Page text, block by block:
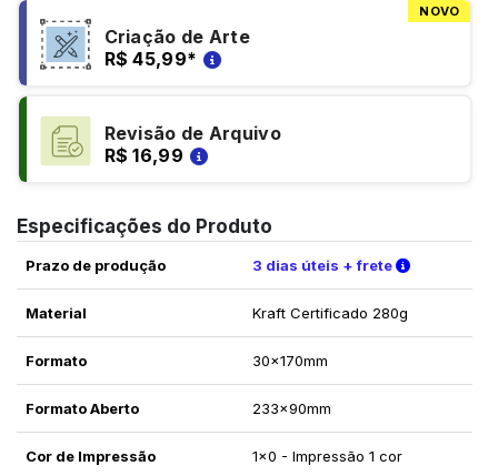
NOVO
Criação de Arte
R$ 45,99*
Revisão de Arquivo
R$ 16,99
Especificações do Produto
Prazo de produção 3 dias úteis + frete Verifique
Material Kraft Certificado 280g
Formato 30x170mm
Formato Aberto 233x90mm
Cor de Impressão 1x0 - Impressão 1 cor